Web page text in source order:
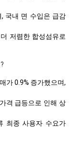
국내 면 수입은 급감
저렴한 합성섬유로
가 0.9% 증가했으며,
격 급등으로 인해 상
최종 사용자 수요가